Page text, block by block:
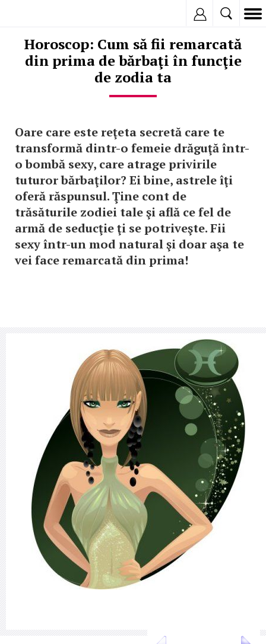
Horoscop: Cum să fii remarcată
din prima de bărbaţi în funcţie
de zodia ta
Oare care este reţeta secretă care te
transformă dintr-o femeie drăguţă într-
o bombă sexy, care atrage privirile
tuturor bărbaţilor? Ei bine, astrele îţi
oferă răspunsul. Ţine cont de
trăsăturile zodiei tale şi află ce fel de
armă de seducţie ţi se potriveşte. Fii
sexy într-un mod natural şi doar aşa te
vei face remarcată din prima!